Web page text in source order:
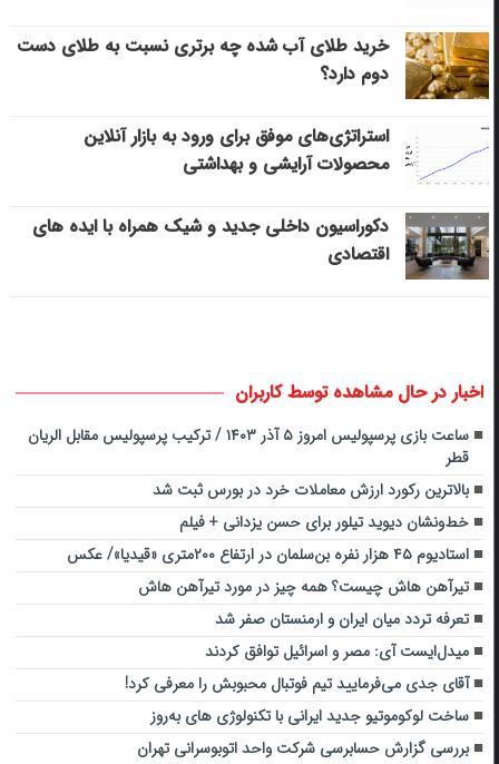
خرید طلای آب شده چه برتری نسبت به طلای دست
دوم دارد؟
استراتژی‌های موفق برای ورود به بازار آنلاین
محصولات آرایشی و بهداشتی
دکوراسیون داخلی جدید و شیک همراه با ایده های
اقتصادی
اخبار در حال مشاهده توسط کاربران
ساعت بازی پرسپولیس امروز ۵ آذر ۱۴۰۳ / ترکیب پرسپولیس مقابل الریان
قطر
بالاترین رکورد ارزش معاملات خرد در بورس ثبت شد
خط‌ونشان دیوید تیلور برای حسن یزدانی + فیلم
استادیوم ۴۵ هزار نفره بن‌سلمان در ارتفاع ۲۰۰متری «قیدیا»/ عکس
تیرآهن هاش چیست؟ همه چیز در مورد تیرآهن هاش
تعرفه تردد میان ایران و ارمنستان صفر شد
میدل‌ایست آی: مصر و اسرائیل توافق کردند
آقای جدی می‌فرمایید تیم فوتبال محبوبش را معرفی کرد!
ساخت لوکوموتیو جدید ایرانی با تکنولوژی های به‌روز
بررسی گزارش حسابرسی شرکت واحد اتوبوسرانی تهران